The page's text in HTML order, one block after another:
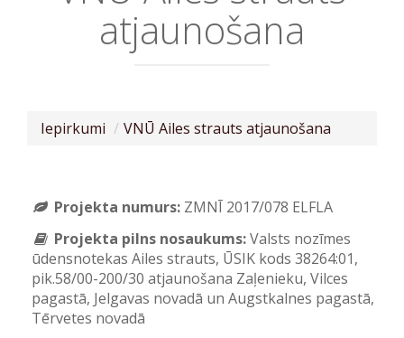
atjaunošana
Iepirkumi VNŪ Ailes strauts atjaunošana
Projekta numurs: ZMNĪ 2017/078 ELFLA
Projekta pilns nosaukums:Valsts nozīmes
ūdensnotekas Ailes strauts, ŪSIK kods 38264:01,
pik.58/00-200/30 atjaunošana Zaļenieku, Vilces
pagastā, Jelgavas novadā un Augstkalnes pagastā,
Tērvetes novadā